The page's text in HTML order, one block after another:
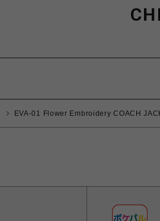
EVA-01 Flower Embroidery COACH